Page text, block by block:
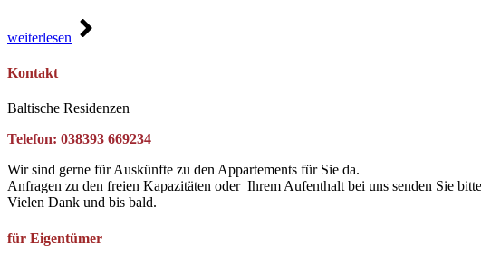
weiterlesen
Kontakt
Baltische Residenzen
Telefon: 038393 669234
Wir sind gerne für Auskünfte zu den Appartements für Sie da.
Anfragen zu den freien Kapazitäten oder Ihrem Aufenthalt bei uns senden Sie
Vielen Dank und bis bald.
für Eigentümer